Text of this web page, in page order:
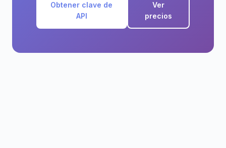
Obtener clave de
API
Ver
precios